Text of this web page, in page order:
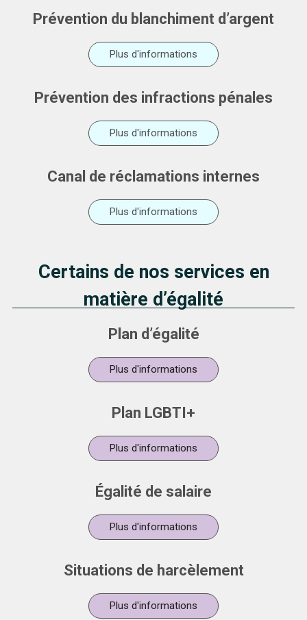
Prévention du blanchiment d’argent
Plus d'informations
Prévention des infractions pénales
Plus d'informations
Canal de réclamations internes
Plus d'informations
Certains de nos services en
matière d’égalité
Plan d’égalité
Plus d'informations
Plan LGBTI+
Plus d'informations
Égalité de salaire
Plus d'informations
Situations de harcèlement
Plus d'informations